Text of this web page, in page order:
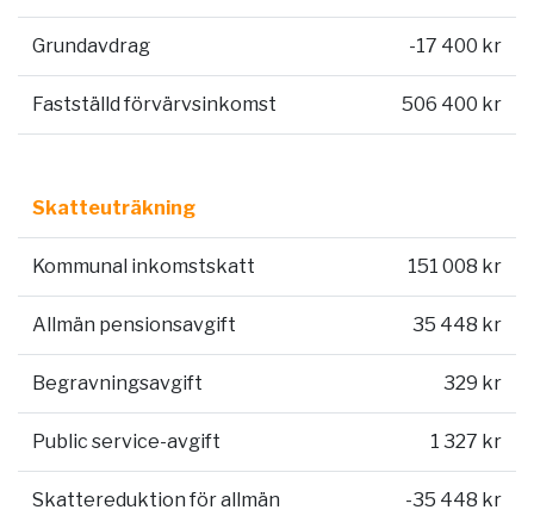
Grundavdrag -17 400 kr
Fastställd förvärvsinkomst 506 400 kr
Skatteuträkning
Kommunal inkomstskatt 151 008 kr
Allmän pensionsavgift 35 448 kr
Begravningsavgift 329 kr
Public service-avgift 1 327 kr
Skattereduktion för allmän
-35 448 kr